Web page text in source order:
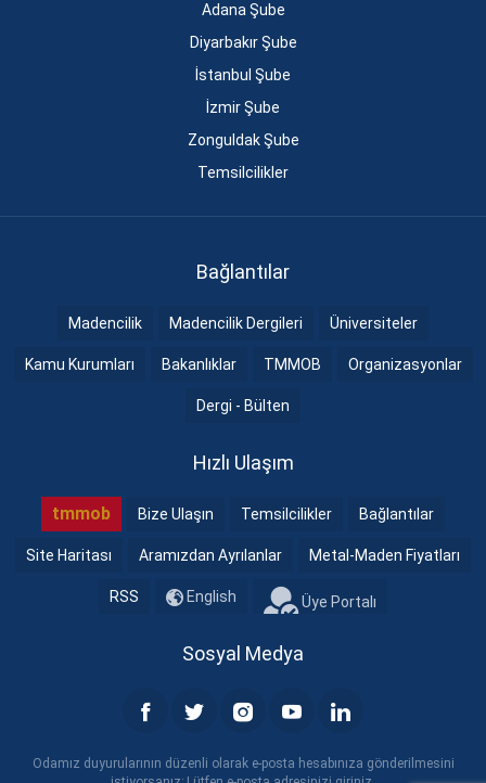
Adana Şube
Diyarbakır Şube
İstanbul Şube
İzmir Şube
Zonguldak Şube
Temsilcilikler
Bağlantılar
Madencilik Madencilik Dergileri Üniversiteler
Kamu Kurumları Bakanlıklar TMMOB Organizasyonlar
Dergi - Bülten
Hızlı Ulaşım
tmmob Bize Ulaşın Temsilcilikler Bağlantılar
Site Haritası Aramızdan Ayrılanlar Metal-Maden Fiyatları
RSS English Üye Portalı
Sosyal Medya
Odamız duyurularının düzenli olarak e-posta hesabınıza gönderilmesini